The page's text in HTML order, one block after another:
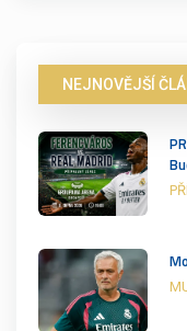
NEJNOVĚJŠÍ